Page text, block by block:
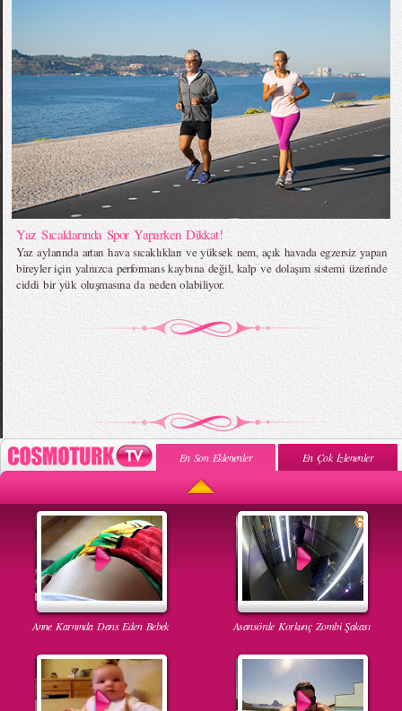
Yaz Sıcaklarında Spor Yaparken Dikkat!
Yaz aylarında artan hava sıcaklıkları ve yüksek nem, açık havada egzersiz yapan
bireyler için yalnızca performans kaybına değil, kalp ve dolaşım sistemi üzerinde
ciddi bir yük oluşmasına da neden olabiliyor.
En Son Eklenenler En Çok İzlenenler
Anne Karnında Dans Eden Bebek Asansörde Korkunç Zombi Şakası